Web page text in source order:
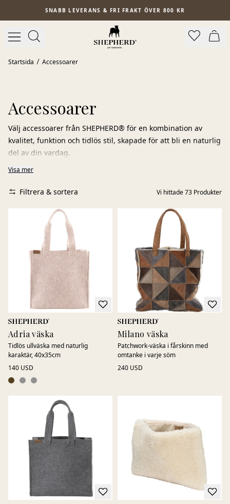
Hoppa till huvudinnehåll
SNABB LEVERANS & FRI FRAKT ÖVER 800 KR
Startsida Accessoarer
Accessoarer
Välj accessoarer från SHEPHERD® för en kombination av
kvalitet, funktion och tidlös stil, skapade för att bli en naturlig
del av din vardag.
Här möts värmande mössor och vantar med omsorgsfullt
naturliga material som känns lika självklara som de är
användbara.
Den mjuka ullen och det äkta fårskinnet erbjuder både
komfort och hållbarhet över tid.
Genomtänkta detaljer och ett stilrent uttryck gör våra
accessoarer till ett självklart komplement – säsong efter
säsong.
Visa mer
Filtrera & sortera Vi hittade73 Produkter
Adria väska
Tidlös ullväska med naturlig
karaktär, 40x35cm
140 USD
Milano väska
Patchwork-väska i fårskinn med
omtanke i varje söm
240 USD